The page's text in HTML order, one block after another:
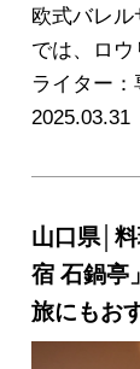
欧式バレ
では、ロ
を発生させ
も気軽に楽
むのにもぴ
注目スポ
す！
ライター：
2025.03.31
山口県│
宿 石鍋亭
旅にもお